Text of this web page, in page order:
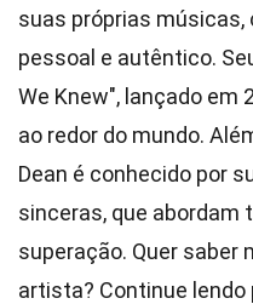
suas próprias músicas,
pessoal e autêntico.
We Knew", lançado em
ao redor do mundo.
Dean é conhecido por
sinceras, que abordam
superação. Quer
artista? Continue